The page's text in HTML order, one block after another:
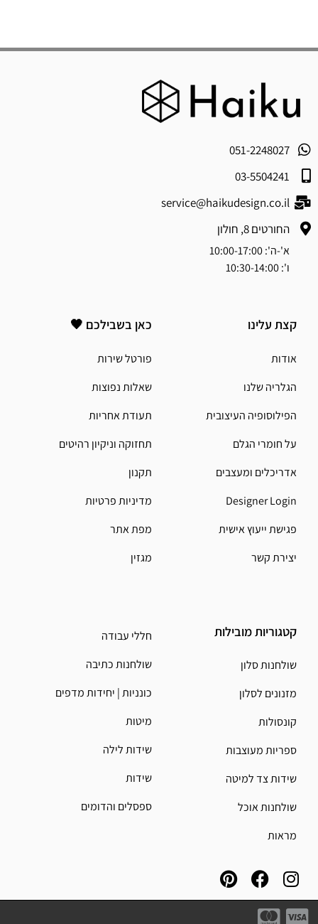
051-2248027
03-5504241
service@haikudesign.co.il
החורטים 8, חולון
א'-ה': 10:00-17:00
ו': 10:30-14:00
קצת עלינו
אודות
הגלריה שלנו
הפילוסופיה העיצובית
על חומרי הגלם
אדריכלים ומעצבים
Designer Login
פגישת ייעוץ אישית
יצירת קשר
קטגוריות מובילות
שולחנות סלון
מזנונים לסלון
קונסולות
ספריות מעוצבות
שידות צד למיטה
שולחנות אוכל
מראות
כאן בשבילכם 🖤
פורטל שירות
שאלות נפוצות
תעודת אחריות
תחזוקה וניקיון רהיטים
תקנון
מדיניות פרטיות
מפת אתר
מגזין
חללי עבודה
שולחנות כתיבה
כונניות | יחידות מדפים
מיטות
שידות לילה
שידות
ספסלים והדומים